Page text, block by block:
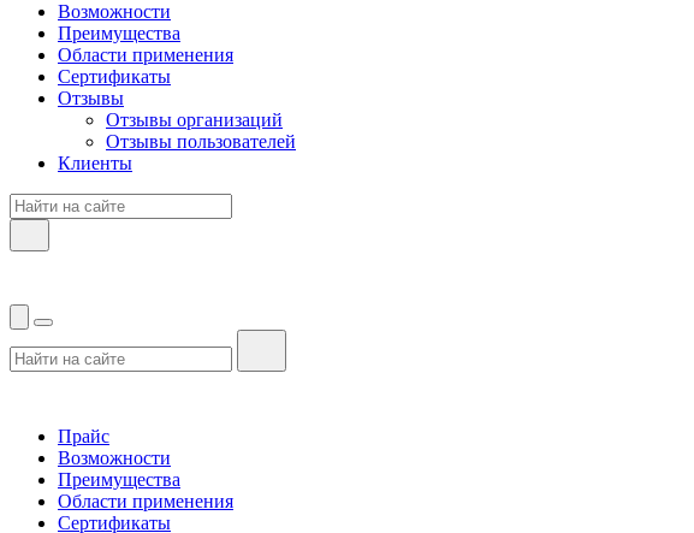
Возможности
Преимущества
Области применения
Сертификаты
Отзывы
Отзывы организаций
Отзывы пользователей
Клиенты
Прайс
Возможности
Преимущества
Области применения
Сертификаты